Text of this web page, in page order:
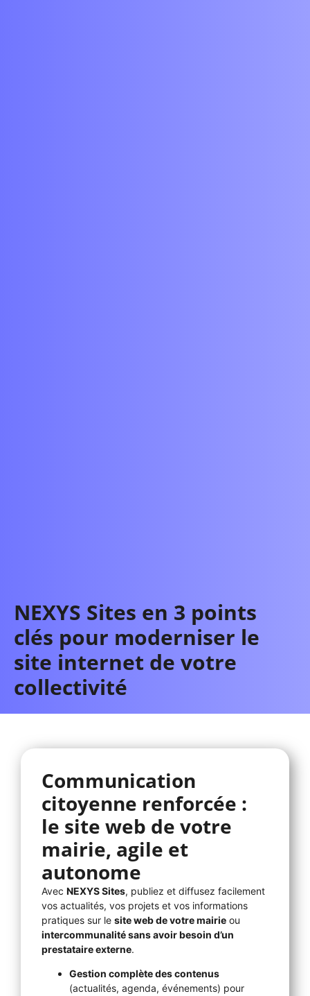
NEXYS Sites en 3 points
clés pour moderniser le
site internet de votre
collectivité
Communication
citoyenne renforcée :
le site web de votre
mairie, agile et
autonome
Avec NEXYS Sites, publiez et diffusez facilement
vos actualités, vos projets et vos informations
pratiques sur le site web de votre mairie ou
intercommunalité sans avoir besoin d’un
prestataire externe.
Gestion complète des contenus
(actualités, agenda, événements) pour